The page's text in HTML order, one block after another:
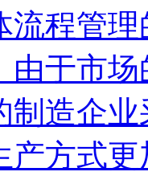
流程管
市场
制造企
产方式